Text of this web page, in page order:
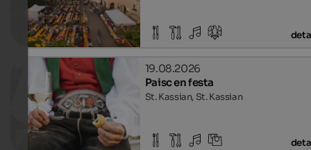
19.08.2026
Paisc en festa
St. Kassian, St. Kassian